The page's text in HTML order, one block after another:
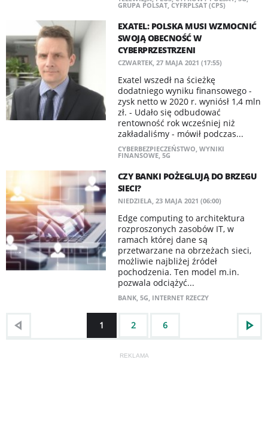
GRUPA POLSAT, CYFRPLSAT (CPS)
EXATEL: POLSKA MUSI WZMOCNIĆ
SWOJĄ OBECNOŚĆ W
CYBERPRZESTRZENI
CZWARTEK, 27 MAJA 2021 (17:55)
Exatel wszedł na ścieżkę
dodatniego wyniku finansowego -
zysk netto w 2020 r. wyniósł 1,4 mln
zł. - Udało się odbudować
rentowność rok wcześniej niż
zakładaliśmy - mówił podczas...
CYBERBEZPIECZEŃSTWO, WYNIKI
FINANSOWE, 5G
CZY BANKI POŻEGLUJĄ DO BRZEGU
SIECI?
NIEDZIELA, 23 MAJA 2021 (06:00)
Edge computing to architektura
rozproszonych zasobów IT, w
ramach której dane są
przetwarzane na obrzeżach sieci,
możliwie najbliżej źródeł
pochodzenia. Ten model m.in.
pozwala odciążyć...
BANK, 5G, INTERNET RZECZY
1 2 6
REKLAMA